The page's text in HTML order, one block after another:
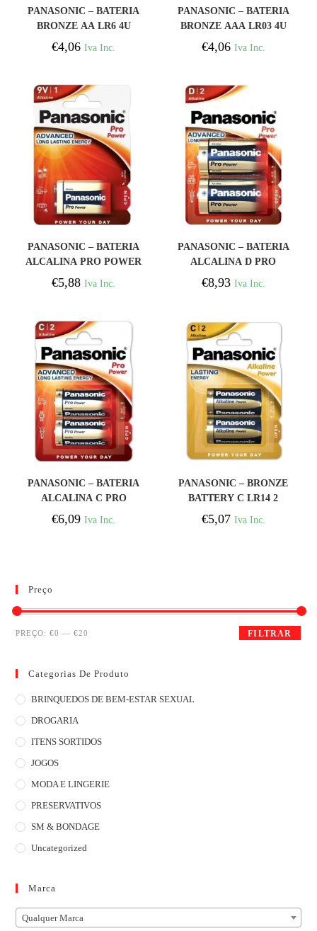
PANASONIC – BATERIA
BRONZE AA LR6 4U
€4,06 Iva Inc.
PANASONIC – BATERIA
BRONZE AAA LR03 4U
€4,06 Iva Inc.
PANASONIC – BATERIA
ALCALINA PRO POWER
9V LR61 BLISTER*1
€5,88 Iva Inc.
PANASONIC – BATERIA
ALCALINA D PRO
POWER LR20 BLISTER*2
€8,93 Iva Inc.
PANASONIC – BATERIA
ALCALINA C PRO
POWER LR14 BLISTER*2
€6,09 Iva Inc.
PANASONIC – BRONZE
BATTERY C LR14 2
UNIDADES
€5,07 Iva Inc.
Preço
FILTRAR
PREÇO:€0 —€20
Categorias De Produto
BRINQUEDOS DE BEM-ESTAR SEXUAL
DROGARIA
ITENS SORTIDOS
JOGOS
MODA E LINGERIE
PRESERVATIVOS
SM & BONDAGE
Uncategorized
Marca
Qualquer Marca